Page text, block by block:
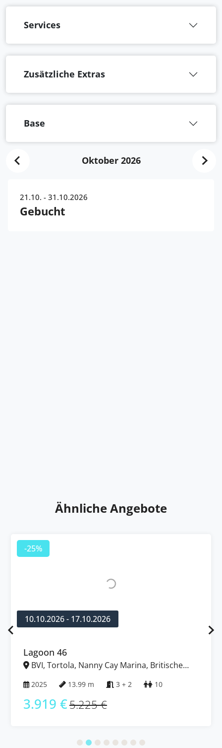
Services
Zusätzliche Extras
Base
Oktober 2026
21.10. - 31.10.2026
Gebucht
Ähnliche Angebote
-25%
10.10.2026 - 17.10.2026
Lagoon 46
BVI, Tortola, Nanny Cay Marina, Britische
2025 13.99 m 3 + 2 10
3.919 €5.225 €